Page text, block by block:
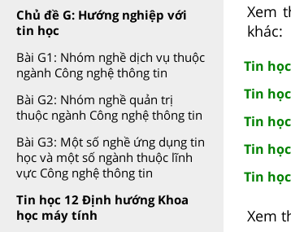
Chủ đề G: Hướng nghiệp với
tin học
Bài G1: Nhóm nghề dịch vụ thuộc
ngành Công nghệ thông tin
Bài G2: Nhóm nghề quản trị
thuộc ngành Công nghệ thông tin
Bài G3: Một số nghề ứng dụng tin
học và một số ngành thuộc lĩnh
vực Công nghệ thông tin
Tin học 12 Định hướng Khoa
học máy tính
Xem
khác:
Tin
Tin
Tin
Tin
Tin
Xem